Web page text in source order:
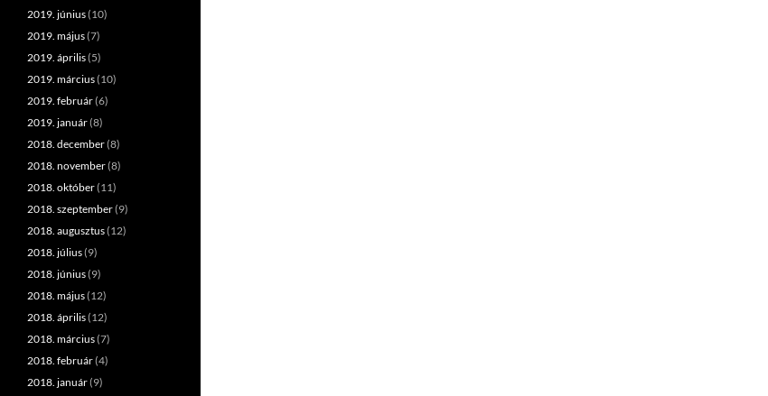
2019. június(10)
2019. május(7)
2019. április(5)
2019. március(10)
2019. február(6)
2019. január(8)
2018. december(8)
2018. november(8)
2018. október(11)
2018. szeptember(9)
2018. augusztus(12)
2018. július(9)
2018. június(9)
2018. május(12)
2018. április(12)
2018. március(7)
2018. február(4)
2018. január(9)